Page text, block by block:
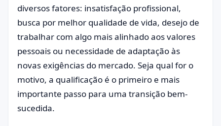
diversos fatores: insatisfação profissional,
busca por melhor qualidade de vida, desejo de
trabalhar com algo mais alinhado aos valores
pessoais ou necessidade de adaptação às
novas exigências do mercado. Seja qual for o
motivo, a qualificação é o primeiro e mais
importante passo para uma transição bem-
sucedida.